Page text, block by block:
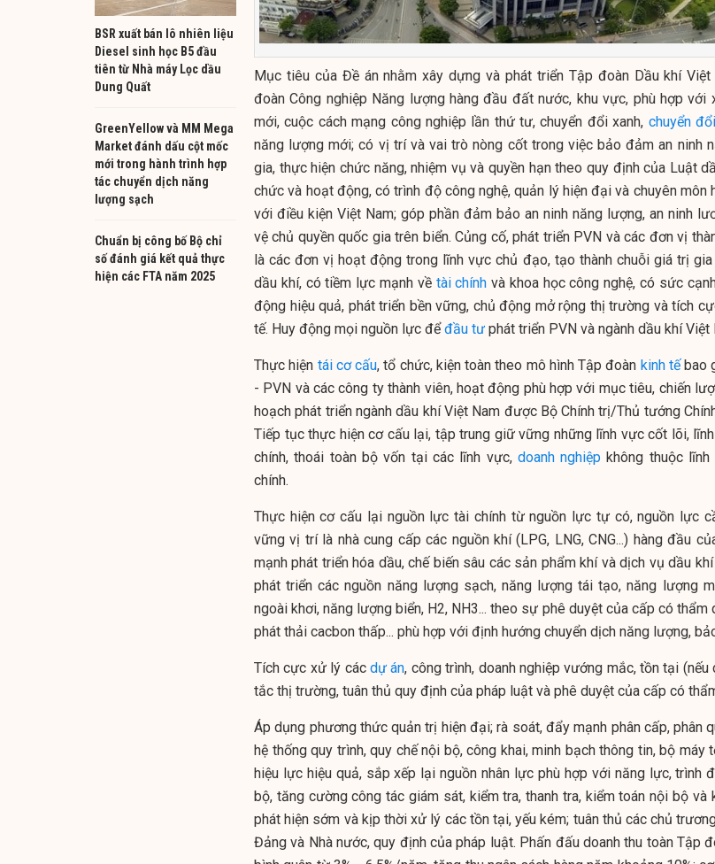
BSR xuất bán lô nhiên liệu
Diesel sinh học B5 đầu
tiên từ Nhà máy Lọc dầu
Dung Quất
GreenYellow và MM Mega
Market đánh dấu cột mốc
mới trong hành trình hợp
tác chuyển dịch năng
lượng sạch
Chuẩn bị công bố Bộ chỉ
số đánh giá kết quả thực
hiện các FTA năm 2025
Mục tiêu của Đề án nhằm xây dựng và phát triển Tập đoàn Dầu khí Việt
đoàn Công nghiệp Năng lượng hàng đầu đất nước, khu vực, phù hợp với
mới, cuộc cách mạng công nghiệp lần thứ tư, chuyển đổi xanh, chuyển
năng lượng mới; có vị trí và vai trò nòng cốt trong việc bảo đảm an ninh
gia, thực hiện chức năng, nhiệm vụ và quyền hạn theo quy định của Luật
chức và hoạt động, có trình độ công nghệ, quản lý hiện đại và chuyên môn
với điều kiện Việt Nam; góp phần đảm bảo an ninh năng lượng, an ninh
vệ chủ quyền quốc gia trên biển. Củng cố, phát triển PVN và các đơn vị
là các đơn vị hoạt động trong lĩnh vực chủ đạo, tạo thành chuỗi giá trị gia
dầu khí, có tiềm lực mạnh về tài chính và khoa học công nghệ, có sức
động hiệu quả, phát triển bền vững, chủ động mở rộng thị trường và tích
tế. Huy động mọi nguồn lực đểđầu tư phát triển PVN và ngành dầu khí Việt
Thực hiện tái cơ cấu, tổ chức, kiện toàn theo mô hình Tập đoàn kinh tếbao
- PVN và các công ty thành viên, hoạt động phù hợp với mục tiêu, chiến
hoạch phát triển ngành dầu khí Việt Nam được Bộ Chính trị/Thủ tướng
Tiếp tục thực hiện cơ cấu lại, tập trung giữ vững những lĩnh vực cốt lõi,
chính, thoái toàn bộ vốn tại các lĩnh vực, doanh nghiệp không thuộc
chính.
Thực hiện cơ cấu lại nguồn lực tài chính từ nguồn lực tự có, nguồn lực
vững vị trí là nhà cung cấp các nguồn khí (LPG, LNG, CNG...) hàng đầu
mạnh phát triển hóa dầu, chế biến sâu các sản phẩm khí và dịch vụ dầu
phát triển các nguồn năng lượng sạch, năng lượng tái tạo, năng lượng
ngoài khơi, năng lượng biển, H2, NH3... theo sự phê duyệt của cấp có thẩm
phát thải cacbon thấp... phù hợp với định hướng chuyển dịch năng lượng,
Tích cực xử lý các dự án, công trình, doanh nghiệp vướng mắc, tồn tại (nếu
tắc thị trường, tuân thủ quy định của pháp luật và phê duyệt của cấp có
Áp dụng phương thức quản trị hiện đại; rà soát, đẩy mạnh phân cấp, phân
hệ thống quy trình, quy chế nội bộ, công khai, minh bạch thông tin, bộ máy
hiệu lực hiệu quả, sắp xếp lại nguồn nhân lực phù hợp với năng lực, trình
bộ, tăng cường công tác giám sát, kiểm tra, thanh tra, kiểm toán nội bộ và
phát hiện sớm và kịp thời xử lý các tồn tại, yếu kém; tuân thủ các chủ
Đảng và Nhà nước, quy định của pháp luật. Phấn đấu doanh thu toàn Tập